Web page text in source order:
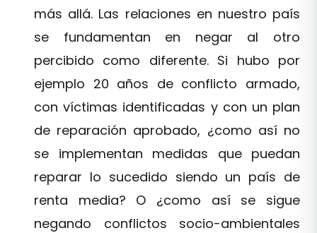
más allá. Las relaciones en nuestro país
se fundamentan en negar al otro
percibido como diferente. Si hubo por
ejemplo 20 años de conflicto armado,
con víctimas identificadas y con un plan
de reparación aprobado, ¿como así no
se implementan medidas que puedan
reparar lo sucedido siendo un país de
renta media? O ¿como así se sigue
negando conflictos socio-ambientales